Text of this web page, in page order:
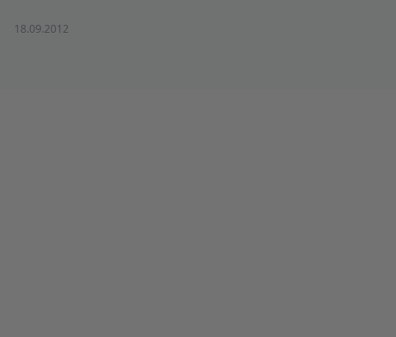
18.09.2012